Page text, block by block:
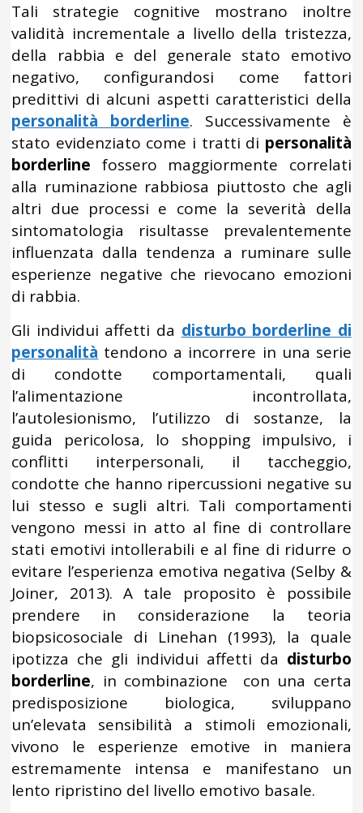
Tali strategie cognitive mostrano inoltre
validità incrementale a livello della tristezza,
della rabbia e del generale stato emotivo
negativo, configurandosi come fattori
predittivi di alcuni aspetti caratteristici della
personalità borderline. Successivamente è
stato evidenziato come i tratti di personalità
borderline fossero maggiormente correlati
alla ruminazione rabbiosa piuttosto che agli
altri due processi e come la severità della
sintomatologia risultasse prevalentemente
influenzata dalla tendenza a ruminare sulle
esperienze negative che rievocano emozioni
di rabbia.
Gli individui affetti da disturbo borderline di
personalità tendono a incorrere in una serie
di condotte comportamentali, quali
l’alimentazione incontrollata,
l’autolesionismo, l’utilizzo di sostanze, la
guida pericolosa, lo shopping impulsivo, i
conflitti interpersonali, il taccheggio,
condotte che hanno ripercussioni negative su
lui stesso e sugli altri. Tali comportamenti
vengono messi in atto al fine di controllare
stati emotivi intollerabili e al fine di ridurre o
evitare l’esperienza emotiva negativa (Selby &
Joiner, 2013). A tale proposito è possibile
prendere in considerazione la teoria
biopsicosociale di Linehan (1993), la quale
ipotizza che gli individui affetti da disturbo
borderline, in combinazione con una certa
predisposizione biologica, sviluppano
un’elevata sensibilità a stimoli emozionali,
vivono le esperienze emotive in maniera
estremamente intensa e manifestano un
lento ripristino del livello emotivo basale.